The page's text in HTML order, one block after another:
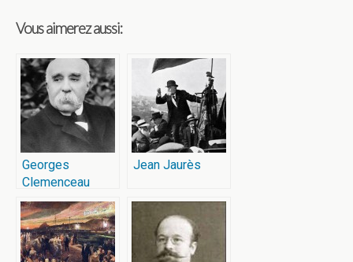
Vous aimerez aussi:
Georges
Clemenceau
Jean Jaurès